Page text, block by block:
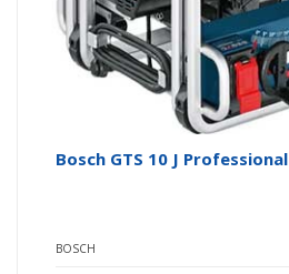
Bosch GTS 10 J Professional
BOSCH